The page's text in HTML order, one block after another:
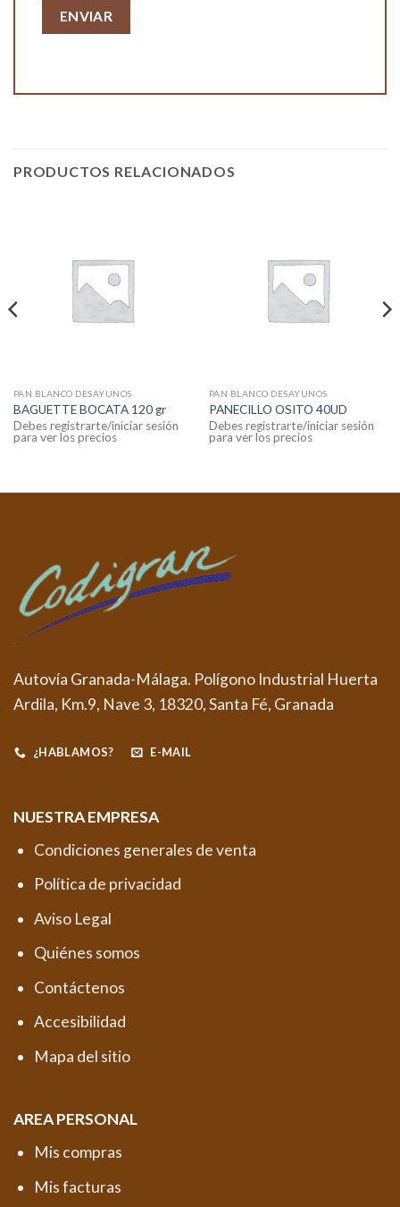
PRODUCTOS RELACIONADOS
PAN BLANCO DESAYUNOS
BAGUETTE BOCATA 120 gr
Debes registrarte/iniciar sesión
para ver los precios
PAN BLANCO DESAYUNOS
PANECILLO OSITO 40UD
Debes registrarte/iniciar sesión
para ver los precios
Autovía Granada-Málaga. Polígono Industrial Huerta
Ardila, Km.9, Nave 3, 18320, Santa Fé, Granada
¿HABLAMOS? E-MAIL
NUESTRA EMPRESA
Condiciones generales de venta
Política de privacidad
Aviso Legal
Quiénes somos
Contáctenos
Accesibilidad
Mapa del sitio
AREA PERSONAL
Mis compras
Mis facturas